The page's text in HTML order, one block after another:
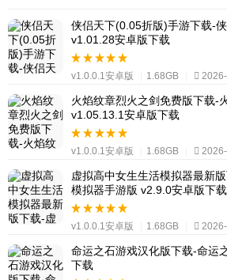
侠侣天下(0.05折版)手游下载-
v1.01.28安卓版下载
v1.0.0.1安卓版 1.68GB
火焰纹章烈火之剑免费版下载-
v1.05.13.1安卓版下载
v1.0.0.1安卓版 1.68GB
虚拟高中女生生活模拟器最新
模拟器手游版 v2.9.0安卓版下载
v1.0.0.1安卓版 1.68GB
命运之石游戏汉化版下载-命运
下载